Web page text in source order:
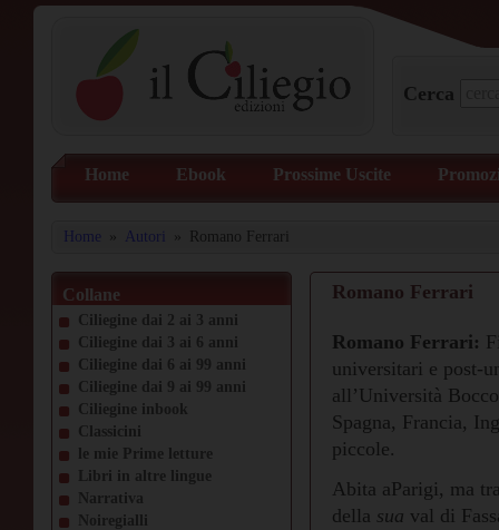
Cerca
Home Ebook Prossime Uscite
Home » Autori » Romano Ferrari
Collane
Ciliegine dai 2 ai 3 anni
Ciliegine dai 3 ai 6 anni
Ciliegine dai 6 ai 99 anni
Ciliegine dai 9 ai 99 anni
Ciliegine inbook
Classicini
le mie Prime letture
Libri in altre lingue
Narrativa
Noiregialli
Romano Ferrari
Romano Ferrari:
universitari e post-
all’Università
Spagna, Francia,
piccole.
Abita aParigi, ma
della sua val di